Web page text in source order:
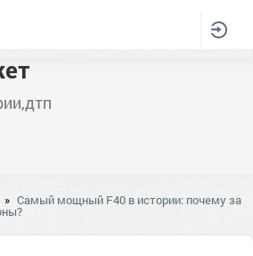
» Самый мощный F40 в истории: почему за